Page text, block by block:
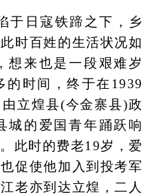
日寇铁蹄之下，乡
时百姓的生活状况如
想来也是一段艰难岁
的时间，终于在1939
立煌县(今金寨县)政
城的爱国青年踊跃响
此时的费老19岁，爱
促使他加入到投考军
老亦到达立煌，二人